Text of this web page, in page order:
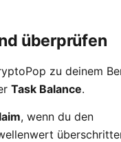
überprüfen
zu deinem
Task Balance.
, wenn du den